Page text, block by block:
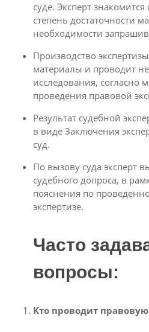
суде. Эксперт
степень достаточности
необходимости
Производство
материалы и проводит
исследования, согласно
проведения правовой
Результат судебной
в виде Заключения
суд.
По вызову суда эксперт
судебного допроса, в
пояснения по
экспертизе.
Часто
вопросы:
Кто проводит правовую